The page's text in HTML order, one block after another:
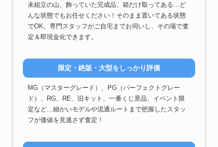
ガンプラ(ガンダムグッズ)
BANDAI SPIRITS 1/60 PG GN-
001 ガンダムエクシア
LIGHTING MODEL
ガンプラ(ガンダムグッズ)
ーンガンダム ルミナスクリア セ
ガンプラ(ガンダムグッズ)
BANDAI SPIRITS 1/60 PG パー
フェクトストライクガンダム ＋
ガンプラ(ガンダムグッズ)
バンダイ 1/60 PG RX-78-2 ガン
未組立の山、飾っていた完成品、箱だけ取ってある…ど
んな状態でもお任せください！そのまま置いてある状態
でOK。専門スタッフがご自宅までお伺いし、その場で査
定＆即現金化できます。
限定・絶版・大型をしっかり評価
MG（マスターグレード）、PG（パーフェクトグレー
ド）、RG、RE、旧キット、一番くじ景品、イベント限
定など…細かいモデルや流通ルートまで把握したスタッ
フが価値を見逃さず査定！